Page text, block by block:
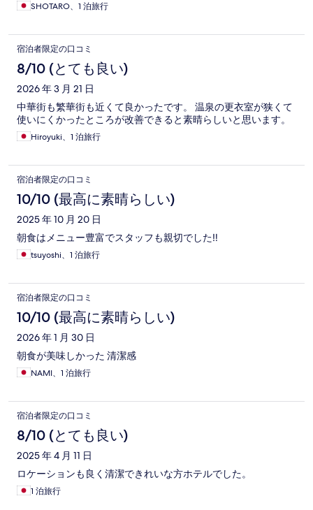
SHOTARO、1 泊旅行
宿泊者限定の口コミ
8/10 (とても良い)
2026 年 3 月 21 日
中華街も繁華街も近くて良かったです。 温泉の更衣室が狭くて
使いにくかったところが改善できると素晴らしいと思います。
Hiroyuki、1 泊旅行
宿泊者限定の口コミ
10/10 (最高に素晴らしい)
2025 年 10 月 20 日
朝食はメニュー豊富でスタッフも親切でした‼︎
tsuyoshi、1 泊旅行
宿泊者限定の口コミ
10/10 (最高に素晴らしい)
2026 年 1 月 30 日
朝食が美味しかった 清潔感
NAMI、1 泊旅行
宿泊者限定の口コミ
8/10 (とても良い)
2025 年 4 月 11 日
ロケーションも良く清潔できれいな方ホテルでした。
1 泊旅行